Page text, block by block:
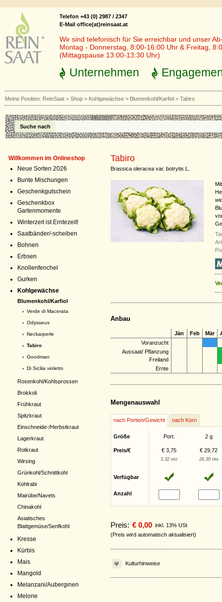
Telefon +43 (0) 2987 / 2347
E-Mail office(at)reinsaat.at
Wir sind telefonisch für Sie erreichbar und unser
Montag - Donnerstag, 8:00-16:00 Uhr & Freitag,
(Mittagspause 13:00-13:30 Uhr)
Unternehmen
Meine Position: ReinSaat > Shop > Kohlgewächse > Blumenkohl/Karfiol > Tabiro
Suche nach
Willkommen im Onlineshop
Neue Sorten 2026
Bunte Mischungen
Geschenkgutschein
Geschenkbox
Gartenmomente
Winterzeit ist Erntezeit!
Saatbänder/-scheiben
Bohnen
Erbsen
Knollenfenchel
Gurken
Kohlgewächse
Blumenkohl/Karfiol
› Verde di Macerata
› Odysseus
› Neckarperle
› Tabiro
› Goodman
› Di Sicilia violetto
Rosenkohl/Kohlsprossen
Brokkoli
Frühkraut
Spitzkraut
Einschneide-/Herbstkraut
Lagerkraut
Rotkraut
Wirsing
Grünkohl/Schnittkohl
Kohlrabi
Mairübe/Navets
Chinakohl
Asiatisches
Blattgemüse/Senfkohl
Kresse
Kürbis
Mais
Mangold
Melanzani/Auberginen
Melone
Tabiro
Brassica oleracea var. botrytis L.
Anbau
Jän Feb Mär
Voranzucht
Aussaat/ Pflanzung
Freiland
Ernte
Mengenauswahl
nach Portion/Gewicht nach Korn
Größe Port. 2 g
Preis/€ € 3,75 € 29,72
3,32 nto 26,30 nto
Verfügbar
Anzahl
Preis: € 0,00 inkl. 13% USt
(Preis wird automatisch aktualisiert)
Kulturhinweise